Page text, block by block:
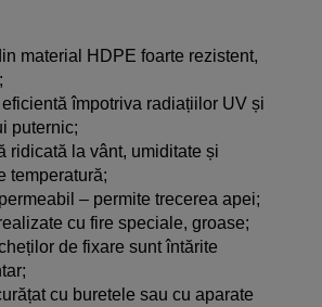
material HDPE foarte rezistent,
împotriva radiațiilor UV și
puternic;
ridicată la vânt, umiditate și
temperatură;
– permite trecerea apei;
cu fire speciale, groase;
de fixare sunt întărite
cu buretele sau cu aparate